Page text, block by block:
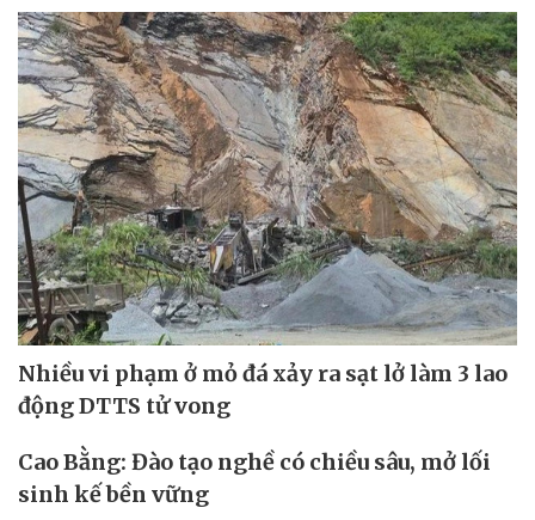
Nhiều vi phạm ở mỏ đá xảy ra sạt lở làm 3 lao
động DTTS tử vong
Cao Bằng: Đào tạo nghề có chiều sâu, mở lối
sinh kế bền vững